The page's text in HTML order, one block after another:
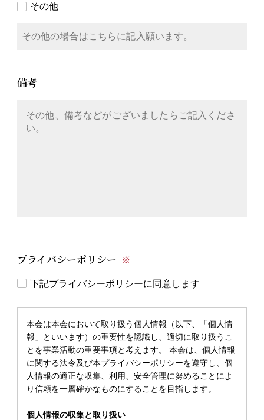
その他
備考
プライバシーポリシー ※
下記プライバシーポリシーに同意します
本会は本会において取り扱う個人情報（以下、「個人情
報」といいます）の重要性を認識し、適切に取り扱うこ
とを事業活動の重要事項と考えます。 本会は、個人情報
に関する法令及び本プライバシーポリシーを遵守し、個
人情報の適正な収集、利用、安全管理に努めることによ
り信頼を一層確かなものにすることを目指します。
個人情報の収集と取り扱い